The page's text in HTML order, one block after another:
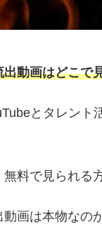
出動画はどこで
とタレント
料で見られる
画は本物なの